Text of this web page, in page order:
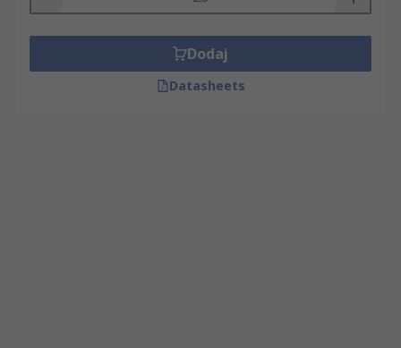
Dodaj
Datasheets